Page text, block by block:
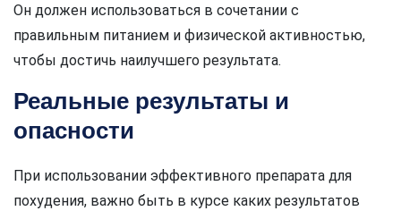
Он должен использоваться в сочетании с
правильным питанием и физической активностью,
чтобы достичь наилучшего результата.
Реальные результаты и
опасности
При использовании эффективного препарата для
похудения, важно быть в курсе каких результатов